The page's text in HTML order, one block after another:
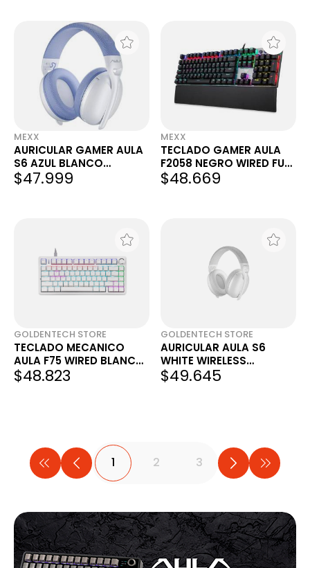
OSCURO INGLÉS US
MEXX
AURICULAR GAMER AULA
S6 AZUL BLANCO
INALÁMBRICO
$47.999
MEXX
TECLADO GAMER AULA
F2058 NEGRO WIRED FULL
RGB SW AZUL
$48.669
GOLDENTECH STORE
TECLADO MECANICO
AULA F75 WIRED BLANCO
75% SW RED INGLES
$48.823
GOLDENTECH STORE
AURICULAR AULA S6
WHITE WIRELESS
LIGHTWEIGHT
$49.645
1 2 3